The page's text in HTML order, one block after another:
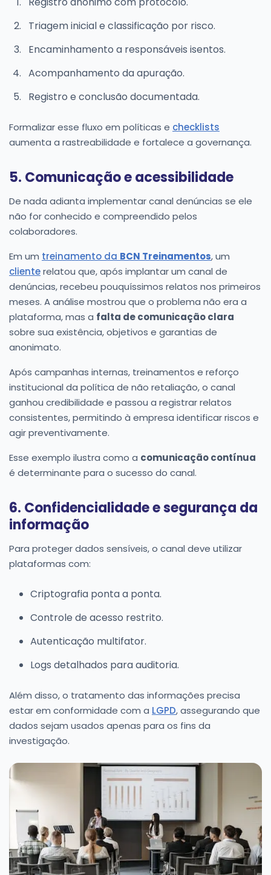
Triagem inicial e classificação por risco.
Encaminhamento a responsáveis isentos.
Acompanhamento da apuração.
Registro e conclusão documentada.
Formalizar esse fluxo em políticas e checklists
aumenta a rastreabilidade e fortalece a governança.
5. Comunicação e acessibilidade
De nada adianta implementar canal denúncias se ele
não for conhecido e compreendido pelos
colaboradores.
Em um treinamento da BCN Treinamentos, um
clienterelatou que, após implantar um canal de
denúncias, recebeu pouquíssimos relatos nos primeiros
meses. A análise mostrou que o problema não era a
plataforma, mas a falta de comunicação clara
sobre sua existência, objetivos e garantias de
anonimato.
Após campanhas internas, treinamentos e reforço
institucional da política de não retaliação, o canal
ganhou credibilidade e passou a registrar relatos
consistentes, permitindo à empresa identificar riscos e
agir preventivamente.
Esse exemplo ilustra como a comunicação contínua
é determinante para o sucesso do canal.
6. Confidencialidade e segurança da
informação
Para proteger dados sensíveis, o canal deve utilizar
plataformas com:
Criptografia ponta a ponta.
Controle de acesso restrito.
Autenticação multifator.
Logs detalhados para auditoria.
Além disso, o tratamento das informações precisa
estar em conformidade com a LGPD, assegurando que
dados sejam usados apenas para os fins da
investigação.